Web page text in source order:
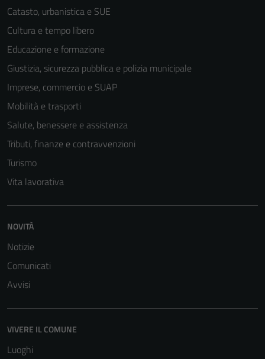
Catasto, urbanistica e SUE
Cultura e tempo libero
Educazione e formazione
Giustizia, sicurezza pubblica e polizia municipale
Imprese, commercio e SUAP
Mobilità e trasporti
Salute, benessere e assistenza
Tributi, finanze e contravvenzioni
Turismo
Vita lavorativa
NOVITÀ
Notizie
Comunicati
Avvisi
VIVERE IL COMUNE
Luoghi
del sito e non